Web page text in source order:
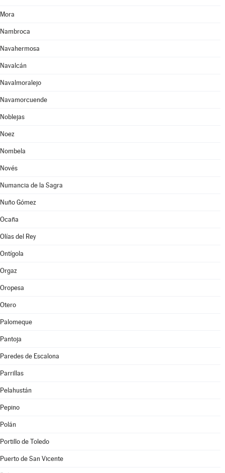
Mora
Nambroca
Navahermosa
Navalcán
Navalmoralejo
Navamorcuende
Noblejas
Noez
Nombela
Novés
Numancia de la Sagra
Nuño Gómez
Ocaña
Olías del Rey
Ontígola
Orgaz
Oropesa
Otero
Palomeque
Pantoja
Paredes de Escalona
Parrillas
Pelahustán
Pepino
Polán
Portillo de Toledo
Puerto de San Vicente